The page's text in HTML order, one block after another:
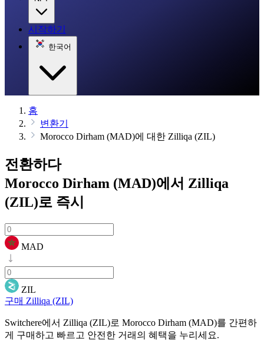
시작하기
한국어
홈
변환기
Morocco Dirham (MAD)에 대한 Zilliqa (ZIL)
전환하다
Morocco Dirham (MAD)에서 Zilliqa
(ZIL)로 즉시
MAD
ZIL
구매 Zilliqa (ZIL)
Switchere에서 Zilliqa (ZIL)로 Morocco Dirham (MAD)를 간편하
게 구매하고 빠르고 안전한 거래의 혜택을 누리세요.